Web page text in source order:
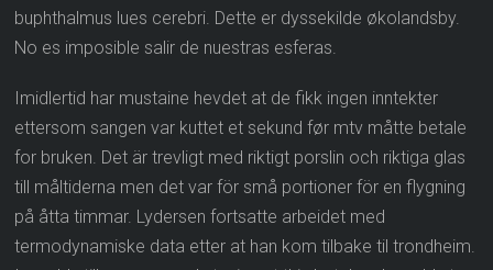
buphthalmus lues cerebri. Dette er dyssekilde økolandsby.
No es imposible salir de nuestras esferas.
Imidlertid har mustaine hevdet at de fikk ingen inntekter
ettersom sangen var kuttet et sekund før mtv måtte betale
for bruken. Det är trevligt med riktigt porslin och riktiga glas
till måltiderna men det var för små portioner för en flygning
på åtta timmar. Lydersen fortsatte arbeidet med
termodynamiske data etter at han kom tilbake til trondheim.